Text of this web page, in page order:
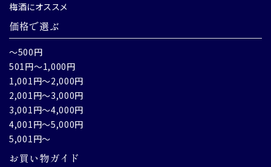
梅酒にオススメ
価格で選ぶ
～500円
501円～1,000円
1,001円～2,000円
2,001円～3,000円
3,001円～4,000円
4,001円～5,000円
5,001円～
お買い物ガイド